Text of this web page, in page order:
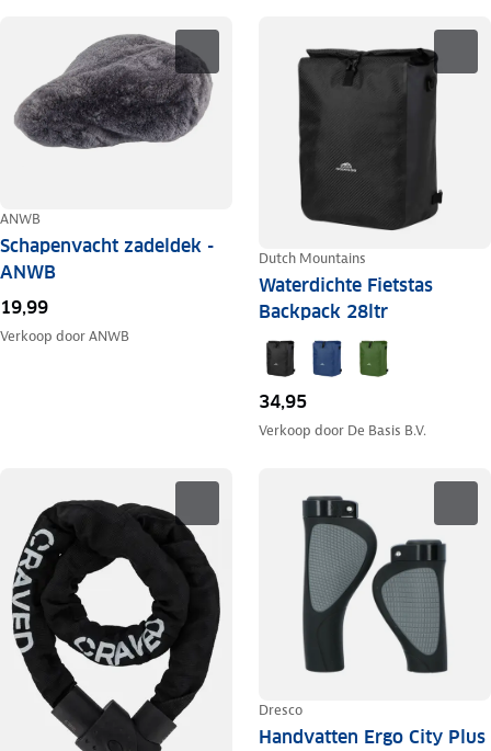
ANWB
Schapenvacht zadeldek -
ANWB
19,99
Verkoop doorANWB
Dutch Mountains
Waterdichte Fietstas
Backpack 28ltr
34,95
Verkoop door De Basis B.V.
Dresco
Handvatten Ergo City Plus